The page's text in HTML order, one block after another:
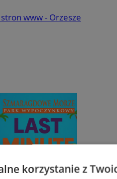
www - Orzesze
korzystanie z